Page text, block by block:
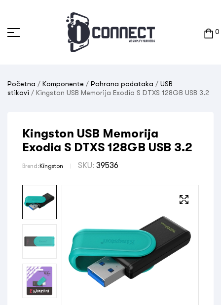
0
Početna / Komponente / Pohrana podataka / USB
stikovi / Kingston USB Memorija Exodia S DTXS 128GB USB 3.2
Kingston USB Memorija
Exodia S DTXS 128GB USB 3.2
Brend: Kingston SKU: 39536